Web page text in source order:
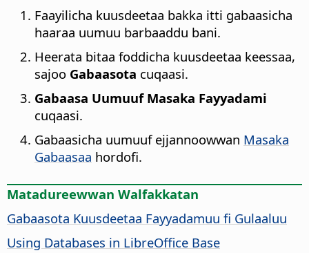
Faayilicha kuusdeetaa bakka itti gabaasicha
haaraa uumuu barbaaddu bani.
Heerata bitaa foddicha kuusdeetaa keessaa,
sajoo Gabaasota cuqaasi.
Gabaasa Uumuuf Masaka Fayyadami
cuqaasi.
Gabaasicha uumuuf ejjannoowwan Masaka
Gabaasaa hordofi.
Matadureewwan Walfakkatan
Gabaasota Kuusdeetaa Fayyadamuu fi Gulaaluu
Using Databases in LibreOffice Base